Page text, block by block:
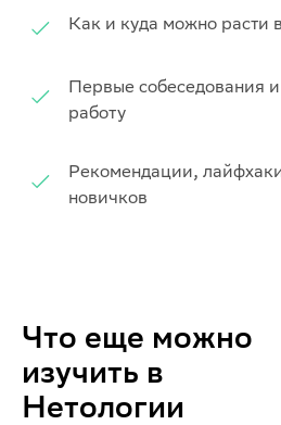
Как и куда можно расти
Первые собеседования и
работу
Рекомендации,
новичков
Что еще можно
изучить в
Нетологии